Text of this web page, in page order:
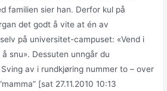
familien sier han. Derfor kul på
det godt å vite at én av
på universitet-campuset: «Vend i
snu». Dessuten unngår du
av i rundkjøring nummer to – over
[sat 27.11.2010 10:13